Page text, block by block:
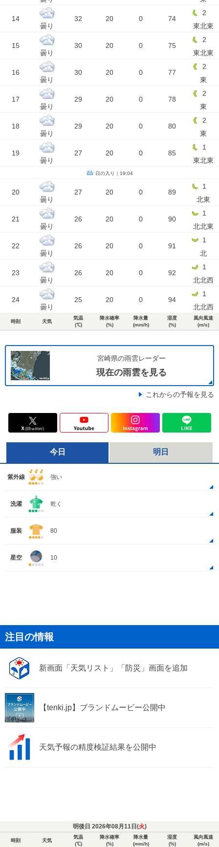
14
曇り
32 20 0 74
2
東北東
15
曇り
30 20 0 75
2
東北東
16
曇り
30 20 0 77
2
東
17
曇り
29 20 0 78
2
東
18
曇り
29 20 0 80
2
東
19
曇り
27 20 0 85
1
東北東
日の入り｜19:04
20
曇り
27 20 0 89
1
北東
21
曇り
26 20 0 90
1
北北東
22
曇り
26 20 0 91
1
北
23
曇り
26 20 0 92
1
北北西
24
曇り
25 20 0 94
1
北北西
時刻 天気
気温
(℃)
降水確率
(%)
降水量
(mm/h)
湿度
(%)
風向風速
(m/s)
宮崎県の雨雲レーダー
現在の雨雲を見る
これからの予報を見る
今日 明日
紫外線 強い
洗濯 乾く
服装 80
星空 10
注目の情報
新画面「天気リスト」「防災」画面を追加
【tenki.jp】ブランドムービー公開中
天気予報の精度検証結果を公開中
明後日 2026年08月11日(火)
時刻 天気
気温
(℃)
降水確率
(%)
降水量
(mm/h)
湿度
(%)
風向風速
(m/s)